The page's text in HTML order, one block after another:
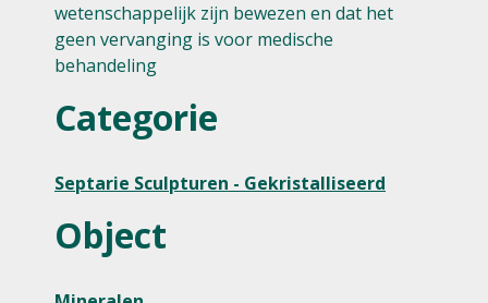
wetenschappelijk zijn bewezen en dat het
geen vervanging is voor medische
behandeling
Categorie
Septarie Sculpturen - Gekristalliseerd
Object